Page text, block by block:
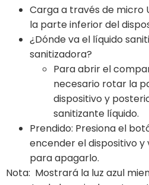
Carga a través de micro
la parte inferior del
¿Dónde va el líquido
sanitizadora?
Para abrir el
necesario rotar la
dispositivo y
sanitizante líquido.
Prendido: Presiona el
encender el dispositivo
para apagarlo.
Nota: Mostrará la luz azul